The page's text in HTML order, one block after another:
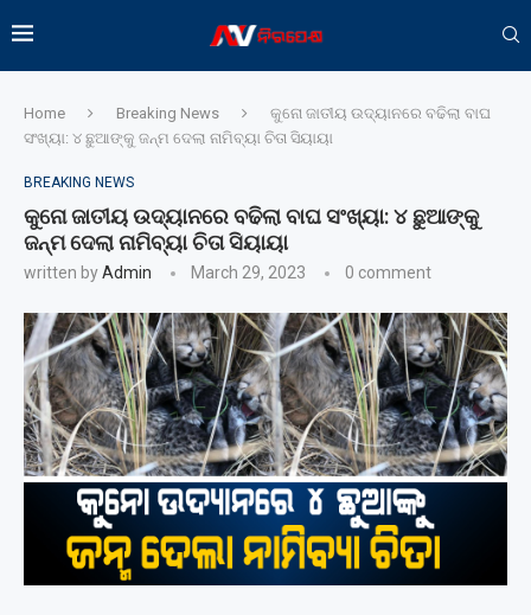
Home Breaking News
କୁନୋ ଜାତୀୟ ଉଦ୍ୟାନରେ ବଢିଲା ବାଘ
ସଂଖ୍ୟା: ୪ ଛୁଆଙ୍କୁ ଜନ୍ମ ଦେଲା ନାମିବ୍ୟା ଚିତା ସିୟାୟା
BREAKING NEWS
କୁନୋ ଜାତୀୟ ଉଦ୍ୟାନରେ ବଢିଲା ବାଘ ସଂଖ୍ୟା: ୪ ଛୁଆଙ୍କୁ
ଜନ୍ମ ଦେଲା ନାମିବ୍ୟା ଚିତା ସିୟାୟା
written byAdmin March 29, 2023 0 comment